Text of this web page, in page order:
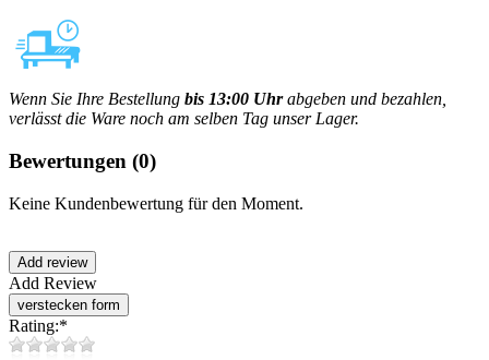
Wenn Sie Ihre Bestellung bis 13:00 Uhrabgeben und bezahlen,
verlässt die Ware noch am selben Tag unser Lager.
Bewertungen (0)
Keine Kundenbewertung für den Moment.
Add Review
Rating:*